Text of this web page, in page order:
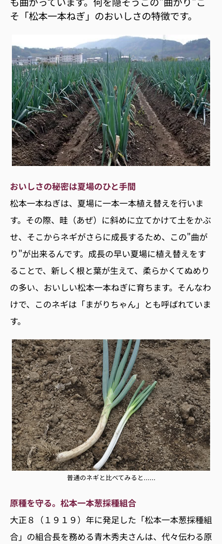
そ「松本一本ねぎ」のおいしさの特徴です。
おいしさの秘密は夏場のひと手間
松本一本ねぎは、夏場に一本一本植え替えを行いま
す。その際、畦（あぜ）に斜めに立てかけて土をかぶ
せ、そこからネギがさらに成長するため、この"曲が
り"が出来るんです。成長の早い夏場に植え替えをす
ることで、新しく根と葉が生えて、柔らかくてぬめり
の多い、おいしい松本一本ねぎに育ちます。そんなわ
けで、このネギは「まがりちゃん」とも呼ばれていま
す。
普通のネギと比べてみると......
原種を守る。松本一本葱採種組合
大正８（１９１９）年に発足した「松本一本葱採種組
合」の組合長を務める青木秀夫さんは、代々伝わる原